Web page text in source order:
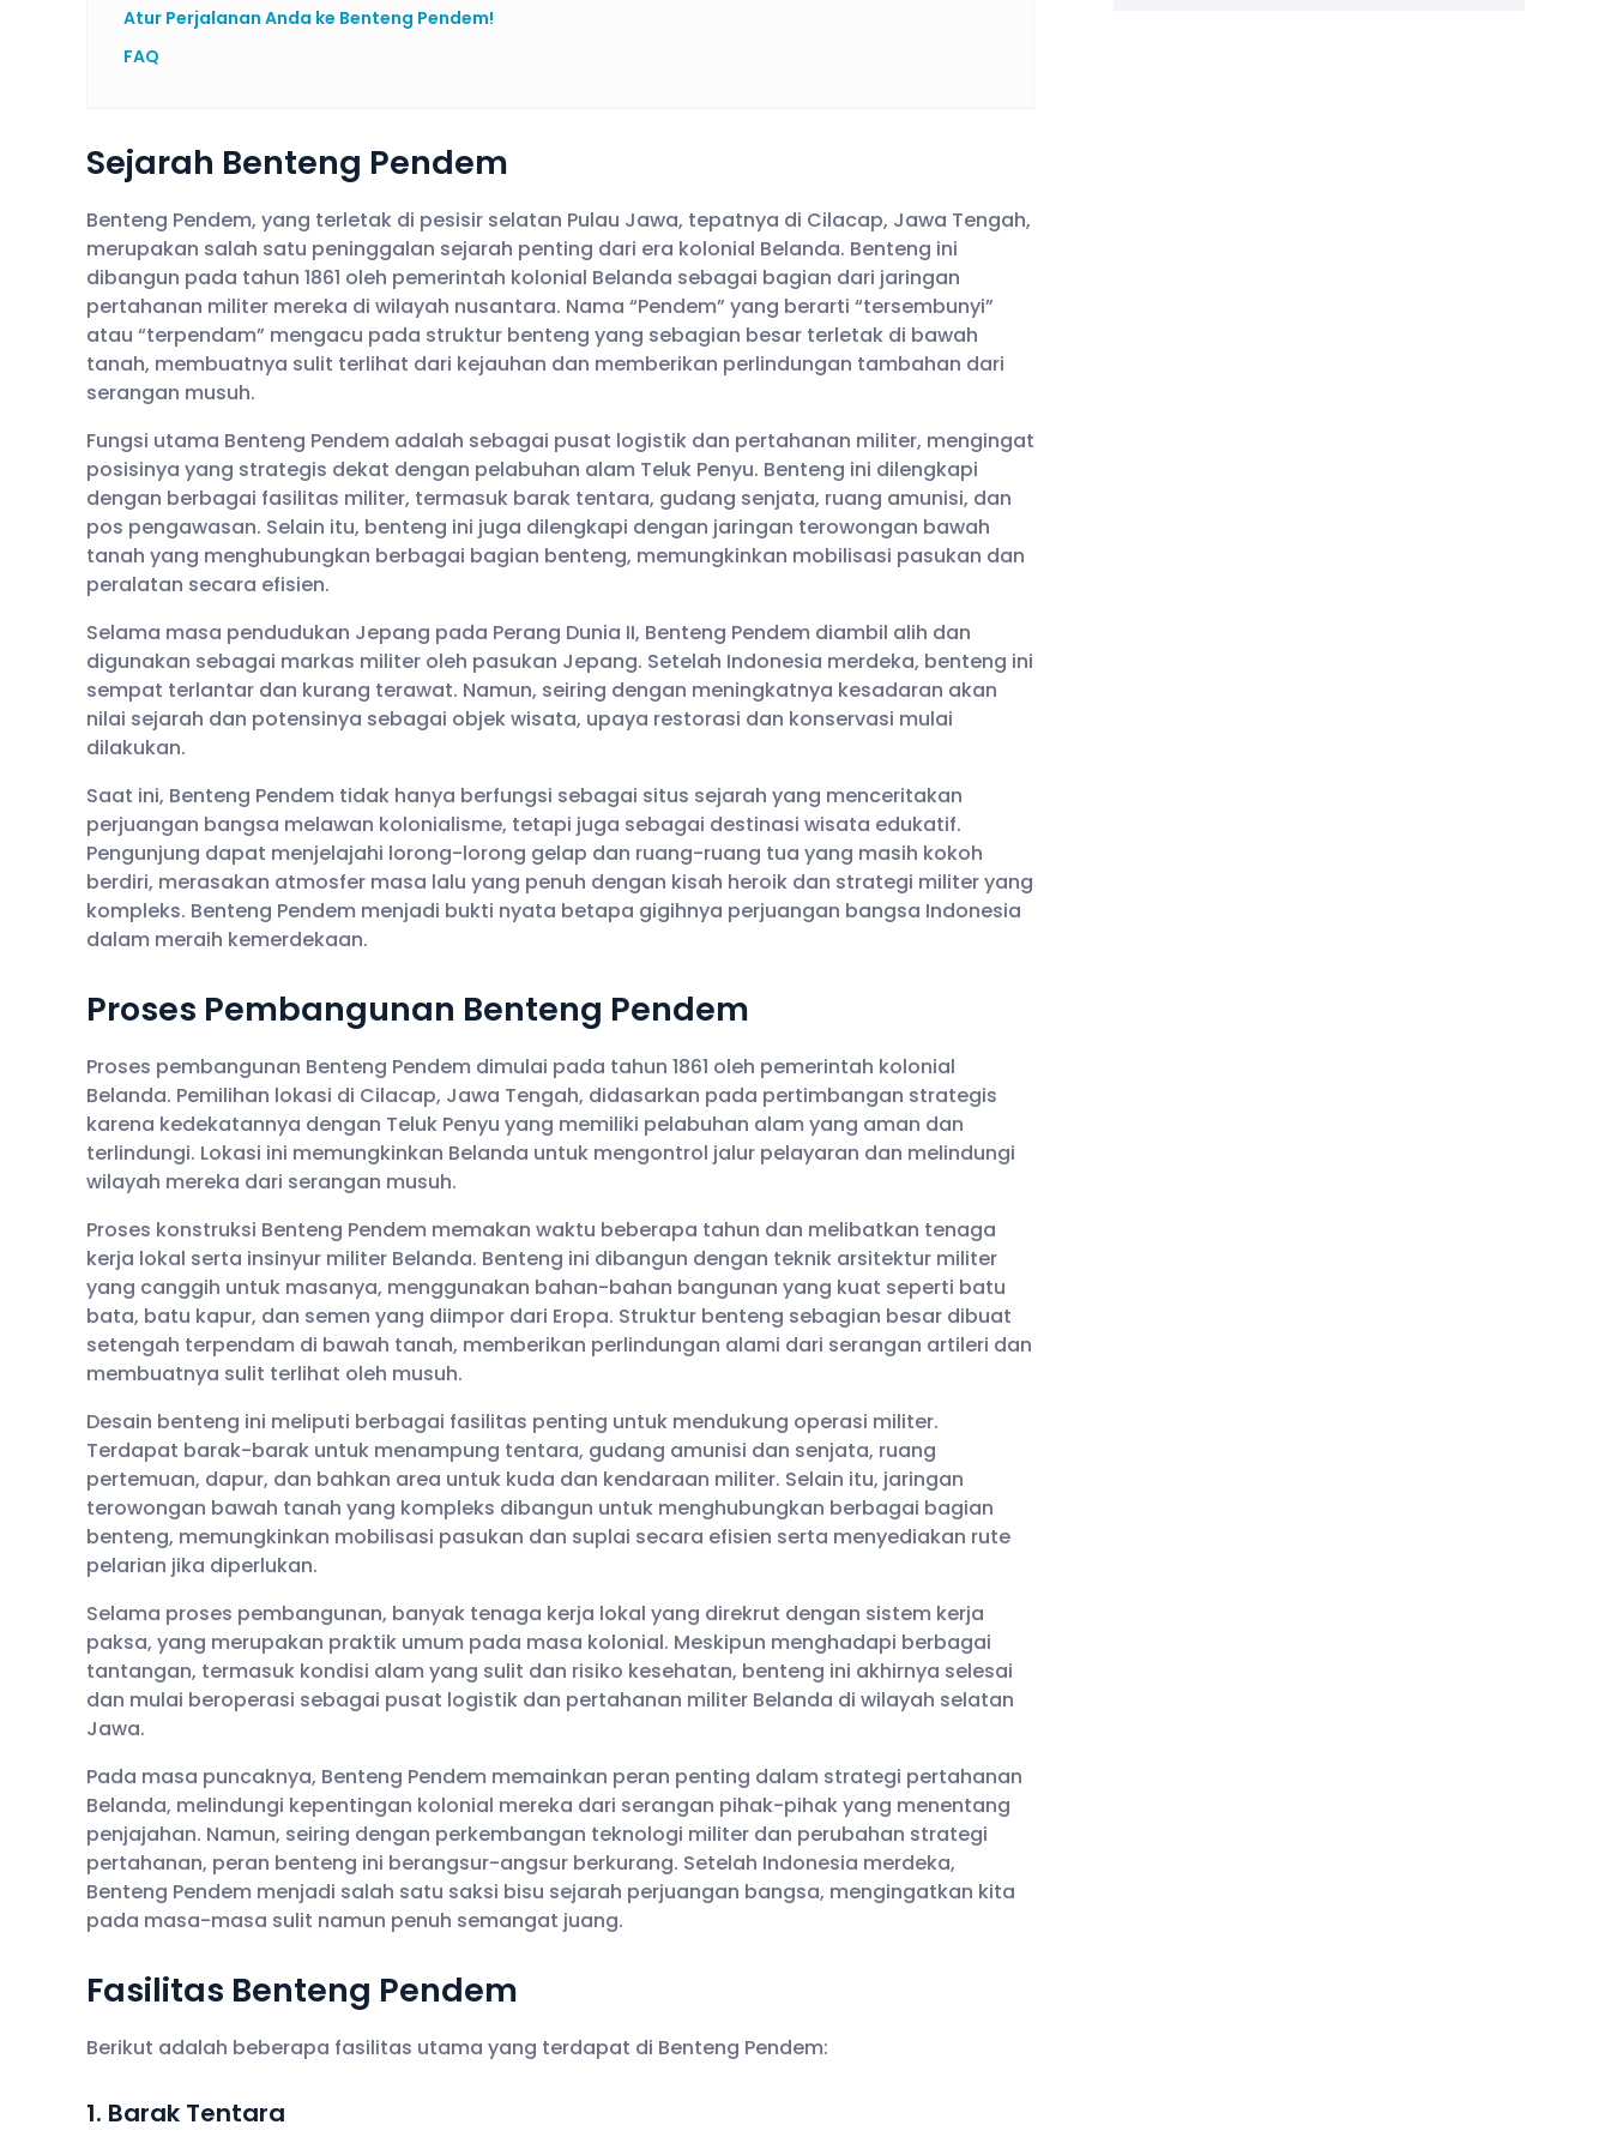
Atur Perjalanan Anda ke Benteng Pendem!
FAQ
Sejarah Benteng Pendem
Benteng Pendem, yang terletak di pesisir selatan Pulau Jawa, tepatnya di Cilacap, Jawa Tengah,
merupakan salah satu peninggalan sejarah penting dari era kolonial Belanda. Benteng ini
dibangun pada tahun 1861 oleh pemerintah kolonial Belanda sebagai bagian dari jaringan
pertahanan militer mereka di wilayah nusantara. Nama “Pendem” yang berarti “tersembunyi”
atau “terpendam” mengacu pada struktur benteng yang sebagian besar terletak di bawah
tanah, membuatnya sulit terlihat dari kejauhan dan memberikan perlindungan tambahan dari
serangan musuh.
Fungsi utama Benteng Pendem adalah sebagai pusat logistik dan pertahanan militer, mengingat
posisinya yang strategis dekat dengan pelabuhan alam Teluk Penyu. Benteng ini dilengkapi
dengan berbagai fasilitas militer, termasuk barak tentara, gudang senjata, ruang amunisi, dan
pos pengawasan. Selain itu, benteng ini juga dilengkapi dengan jaringan terowongan bawah
tanah yang menghubungkan berbagai bagian benteng, memungkinkan mobilisasi pasukan dan
peralatan secara efisien.
Selama masa pendudukan Jepang pada Perang Dunia II, Benteng Pendem diambil alih dan
digunakan sebagai markas militer oleh pasukan Jepang. Setelah Indonesia merdeka, benteng ini
sempat terlantar dan kurang terawat. Namun, seiring dengan meningkatnya kesadaran akan
nilai sejarah dan potensinya sebagai objek wisata, upaya restorasi dan konservasi mulai
dilakukan.
Saat ini, Benteng Pendem tidak hanya berfungsi sebagai situs sejarah yang menceritakan
perjuangan bangsa melawan kolonialisme, tetapi juga sebagai destinasi wisata edukatif.
Pengunjung dapat menjelajahi lorong-lorong gelap dan ruang-ruang tua yang masih kokoh
berdiri, merasakan atmosfer masa lalu yang penuh dengan kisah heroik dan strategi militer yang
kompleks. Benteng Pendem menjadi bukti nyata betapa gigihnya perjuangan bangsa Indonesia
dalam meraih kemerdekaan.
Proses Pembangunan Benteng Pendem
Proses pembangunan Benteng Pendem dimulai pada tahun 1861 oleh pemerintah kolonial
Belanda. Pemilihan lokasi di Cilacap, Jawa Tengah, didasarkan pada pertimbangan strategis
karena kedekatannya dengan Teluk Penyu yang memiliki pelabuhan alam yang aman dan
terlindungi. Lokasi ini memungkinkan Belanda untuk mengontrol jalur pelayaran dan melindungi
wilayah mereka dari serangan musuh.
Proses konstruksi Benteng Pendem memakan waktu beberapa tahun dan melibatkan tenaga
kerja lokal serta insinyur militer Belanda. Benteng ini dibangun dengan teknik arsitektur militer
yang canggih untuk masanya, menggunakan bahan-bahan bangunan yang kuat seperti batu
bata, batu kapur, dan semen yang diimpor dari Eropa. Struktur benteng sebagian besar dibuat
setengah terpendam di bawah tanah, memberikan perlindungan alami dari serangan artileri dan
membuatnya sulit terlihat oleh musuh.
Desain benteng ini meliputi berbagai fasilitas penting untuk mendukung operasi militer.
Terdapat barak-barak untuk menampung tentara, gudang amunisi dan senjata, ruang
pertemuan, dapur, dan bahkan area untuk kuda dan kendaraan militer. Selain itu, jaringan
terowongan bawah tanah yang kompleks dibangun untuk menghubungkan berbagai bagian
benteng, memungkinkan mobilisasi pasukan dan suplai secara efisien serta menyediakan rute
pelarian jika diperlukan.
Selama proses pembangunan, banyak tenaga kerja lokal yang direkrut dengan sistem kerja
paksa, yang merupakan praktik umum pada masa kolonial. Meskipun menghadapi berbagai
tantangan, termasuk kondisi alam yang sulit dan risiko kesehatan, benteng ini akhirnya selesai
dan mulai beroperasi sebagai pusat logistik dan pertahanan militer Belanda di wilayah selatan
Jawa.
Pada masa puncaknya, Benteng Pendem memainkan peran penting dalam strategi pertahanan
Belanda, melindungi kepentingan kolonial mereka dari serangan pihak-pihak yang menentang
penjajahan. Namun, seiring dengan perkembangan teknologi militer dan perubahan strategi
pertahanan, peran benteng ini berangsur-angsur berkurang. Setelah Indonesia merdeka,
Benteng Pendem menjadi salah satu saksi bisu sejarah perjuangan bangsa, mengingatkan kita
pada masa-masa sulit namun penuh semangat juang.
Fasilitas Benteng Pendem
Berikut adalah beberapa fasilitas utama yang terdapat di Benteng Pendem:
1. Barak Tentara